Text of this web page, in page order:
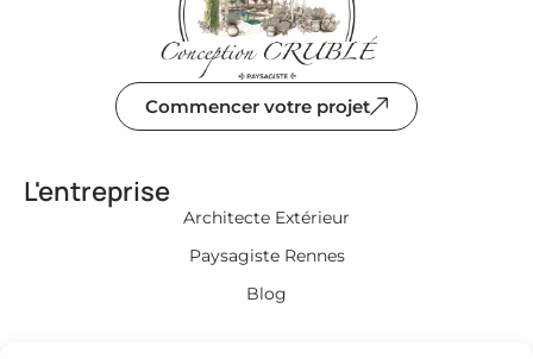
Commencer votre projet
L'entreprise
Architecte Extérieur
Paysagiste Rennes
Blog